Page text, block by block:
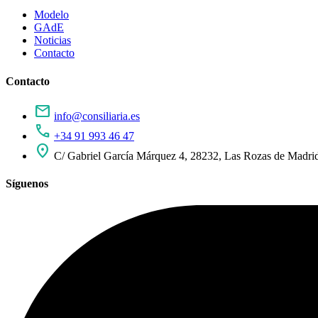
Modelo
GAdE
Noticias
Contacto
Contacto
mail info@consiliaria.es
call +34 91 993 46 47
location_on C/ Gabriel García Márquez 4, 28232, Las Rozas de
Síguenos